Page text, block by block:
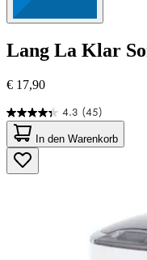
Lang La Klar
€ 17,90
4.3 (45)
4.3
von
5
Sternen.
45
In den Warenkorb